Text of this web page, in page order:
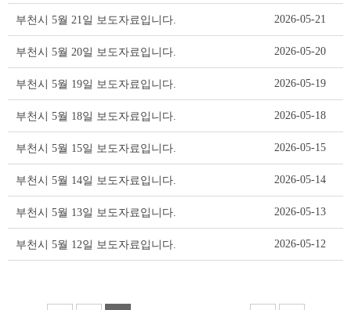
테
블
부천시 5월 21일 보도자료입니다. 2026-05-21
부천시 5월 20일 보도자료입니다. 2026-05-20
부천시 5월 19일 보도자료입니다. 2026-05-19
부천시 5월 18일 보도자료입니다. 2026-05-18
부천시 5월 15일 보도자료입니다. 2026-05-15
부천시 5월 14일 보도자료입니다. 2026-05-14
부천시 5월 13일 보도자료입니다. 2026-05-13
부천시 5월 12일 보도자료입니다. 2026-05-12